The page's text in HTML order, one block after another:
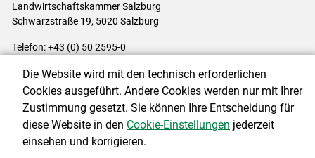
Landwirtschaftskammer Salzburg
Schwarzstraße 19, 5020 Salzburg
Telefon: +43 (0) 50 2595-0
Impressum|Kontakt|Datenschutzerklärung|Barrierefreiheit|
Cookie-Einstellungen
Die Website wird mit den technisch erforderlichen
Cookies ausgeführt. Andere Cookies werden nur mit Ihrer
Zustimmung gesetzt. Sie können Ihre Entscheidung für
diese Website in den Cookie-Einstellungen jederzeit
einsehen und korrigieren.